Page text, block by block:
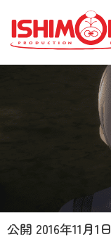
公開 2016年11月1日